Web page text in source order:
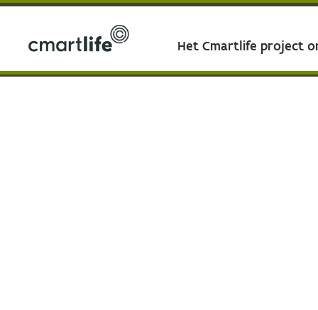
Het Cmartlife project